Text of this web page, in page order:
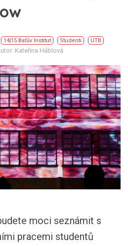
14|15 Baťův Institut Studenti
UTB
Kateřina Háblová
moci seznámit s
pracemi studentů